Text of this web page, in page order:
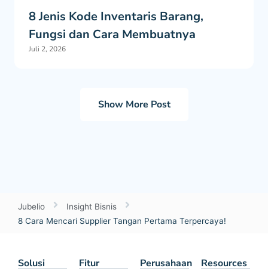
8 Jenis Kode Inventaris Barang,
Fungsi dan Cara Membuatnya
Juli 2, 2026
Show More Post
Jubelio
Insight Bisnis
8 Cara Mencari Supplier Tangan Pertama Terpercaya!
Solusi Fitur Perusahaan Resources